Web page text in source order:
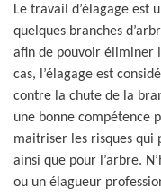
Le travail d’élagage est
quelques branches
afin de pouvoir éliminer
cas, l’élagage est
contre la chute de la
une bonne compétence
maitriser les risques qui
ainsi que pour l’arbre.
ou un élagueur